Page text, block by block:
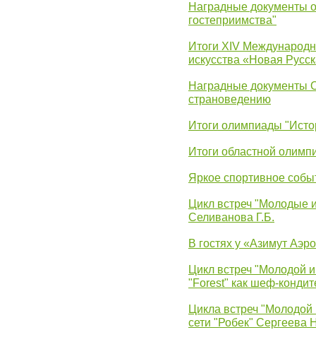
Наградные документы
гостеприимства"
Итоги XIV
искусства «Новая
Наградные документы
страноведению
Итоги олимпиады
Итоги областной
Яркое спортивное
Цикл встреч "Молодые
Селиванова Г.Б.
В гостях у «Азимут
Цикл встреч "Молодой
"Forest" как шеф-
Цикла встреч
сети "Робек" Сергеева